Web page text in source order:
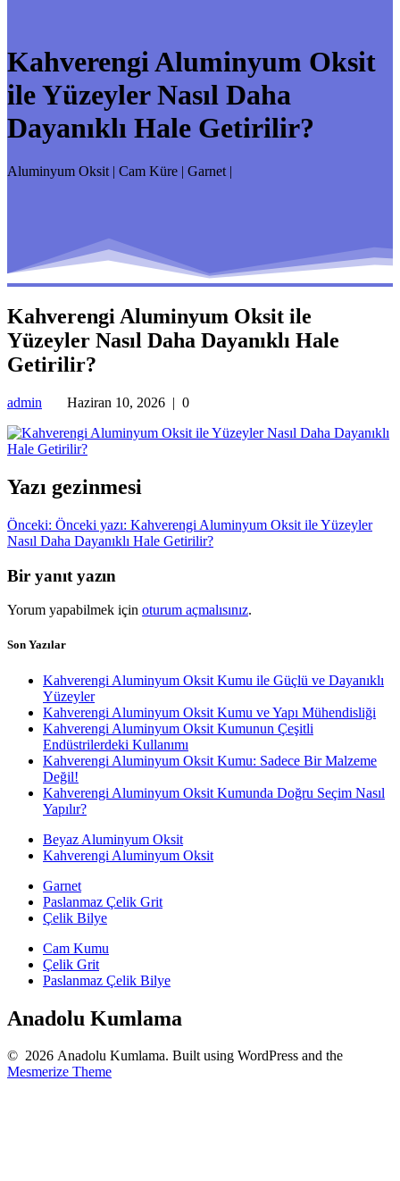
Kahverengi Aluminyum Oksit
ile Yüzeyler Nasıl Daha
Dayanıklı Hale Getirilir?
Aluminyum Oksit | Cam Küre | Garnet |
Kahverengi Aluminyum Oksit ile
Yüzeyler Nasıl Daha Dayanıklı Hale
Getirilir?
admin Haziran 10, 2026 | 0
Yazı gezinmesi
Önceki: Önceki yazı: Kahverengi Aluminyum Oksit ile Yüzeyler
Nasıl Daha Dayanıklı Hale Getirilir?
Bir yanıt yazın
Yorum yapabilmek için oturum açmalısınız.
Son Yazılar
Kahverengi Aluminyum Oksit Kumu ile Güçlü ve Dayanıklı
Yüzeyler
Kahverengi Aluminyum Oksit Kumu ve Yapı Mühendisliği
Kahverengi Aluminyum Oksit Kumunun Çeşitli
Endüstrilerdeki Kullanımı
Kahverengi Aluminyum Oksit Kumu: Sadece Bir Malzeme
Değil!
Kahverengi Aluminyum Oksit Kumunda Doğru Seçim Nasıl
Yapılır?
Beyaz Aluminyum Oksit
Kahverengi Aluminyum Oksit
Garnet
Paslanmaz Çelik Grit
Çelik Bilye
Cam Kumu
Çelik Grit
Paslanmaz Çelik Bilye
Anadolu Kumlama
© 2026 Anadolu Kumlama. Built using WordPress and the
Mesmerize Theme